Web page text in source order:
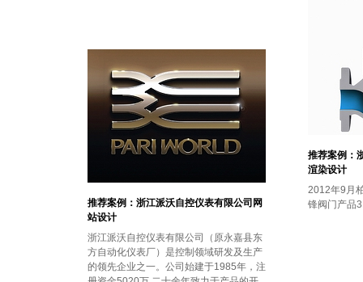
推荐案例：
渲染设计
2012年9月
锋阀门产品
推荐案例：浙江派沃自控仪表有限公司网
站设计
浙江派沃自控仪表有限公司（原永嘉县东
方自动化仪表厂）是控制领域研发及生产
的领先企业之一。公司始建于1985年，注